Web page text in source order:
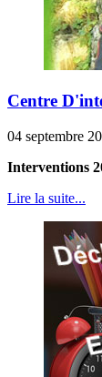
Centre
04 septembre
Interventions
Lire la suite...